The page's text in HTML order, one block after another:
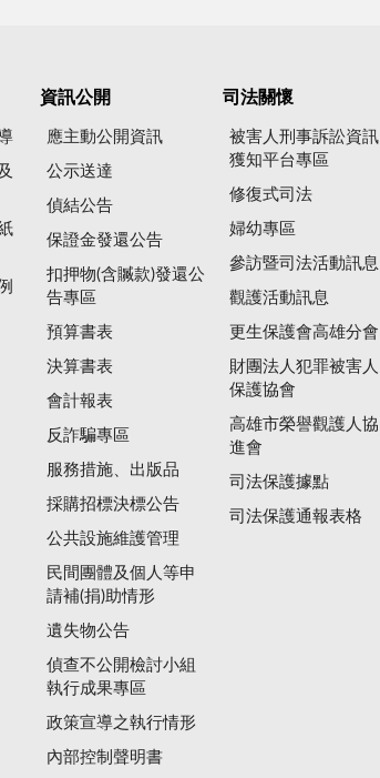
資訊公開
應主動公開資訊
公示送達
偵結公告
保證金發還公告
扣押物(含贓款)發還公
告專區
預算書表
決算書表
會計報表
反詐騙專區
服務措施、出版品
採購招標決標公告
公共設施維護管理
民間團體及個人等申
請補(捐)助情形
遺失物公告
偵查不公開檢討小組
執行成果專區
政策宣導之執行情形
內部控制聲明書
司法關懷
被害人刑事訴訟資訊
獲知平台專區
修復式司法
婦幼專區
參訪暨司法活動訊息
觀護活動訊息
更生保護會高雄分會
財團法人犯罪被害人
保護協會
高雄市榮譽觀護人協
進會
司法保護據點
司法保護通報表格